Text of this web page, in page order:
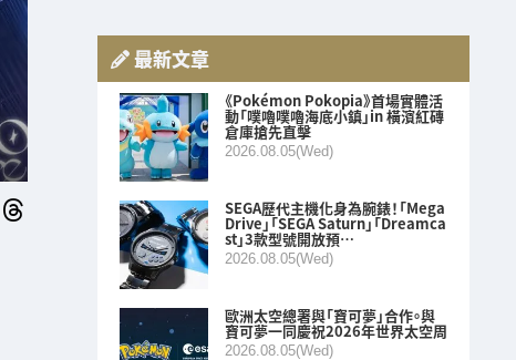
最新文章
《Pokémon Pokopia》首場實體活
動「噗嚕噗嚕海底小鎮」in 橫濱紅磚
倉庫搶先直擊
2026.08.05(Wed)
SEGA歷代主機化身為腕錶！「Mega
Drive」「SEGA Saturn」「Dreamca
st」3款型號開放預…
2026.08.05(Wed)
歐洲太空總署與「寶可夢」合作。與
寶可夢一同慶祝2026年世界太空周
2026.08.05(Wed)